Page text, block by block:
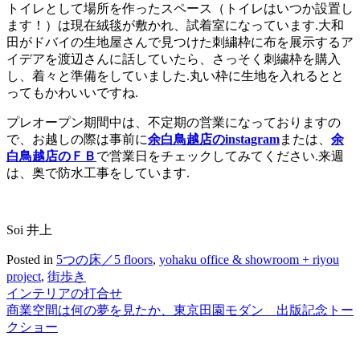
トイレとして場所を作ったスペース（トイレはいつか設置し
ます！）は現在絨毯が敷かれ、試着室になっています.大和
田がドバイの生地屋さんで見つけた刺繍枠に布を展示するア
イデアを渡辺さんに話していたら、さっそく刺繍枠を購入
し、着々と準備をしていました.丸い枠に生地を入れるとと
ってもかわいいですね.
プレオープン期間中は、不定期の営業になっておりますの
で、お越しの際は事前に余白鳥越店のinstagramまたは、 余
白鳥越店のＦＢ で営業日をチェックしてみてください.来週
は、奥で防水工事をしています.
Soi 井上
Posted in 5つの床／5 floors, yohaku office & showroom + riyou
project, 街歩き
インテリアの打合せ
商業空間は何の夢を見たか、東京田園モダン 出版記念トー
クショー